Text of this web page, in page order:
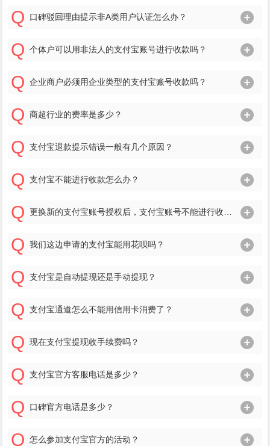
口碑驳回理由提示非A类用户认证怎么办？
个体户可以用非法人的支付宝账号进行收款吗？
企业商户必须用企业类型的支付宝账号收款吗？
商超行业的费率是多少？
支付宝退款提示错误一般有几个原因？
支付宝不能进行收款怎么办？
我们这边申请的支付宝能用花呗吗？
支付宝是自动提现还是手动提现？
支付宝通道怎么不能用信用卡消费了？
现在支付宝提现收手续费吗？
支付宝官方客服电话是多少？
口碑官方电话是多少？
怎么参加支付宝官方的活动？